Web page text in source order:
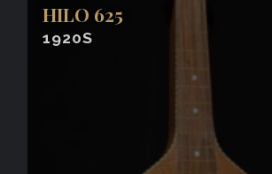
HILO 625
1920S